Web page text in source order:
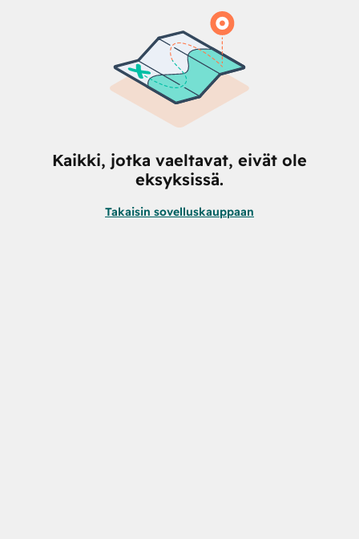
Kaikki, jotka vaeltavat, eivät ole
eksyksissä.
Takaisin sovelluskauppaan